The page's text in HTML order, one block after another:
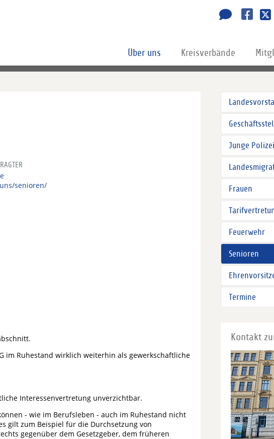
Über uns Kreisverbände
senioren/
im Ruhestand wirklich weiterhin als gewerkschaftliche
Interessenvertretung unverzichtbar.
- wie im Berufsleben - auch im Ruhestand nicht
gilt zum Beispiel für die Durchsetzung von
gegenüber dem Gesetzgeber, dem früheren
Junge Polizei
Frauen
Feuerwehr
Senioren
Termine
Kontakt